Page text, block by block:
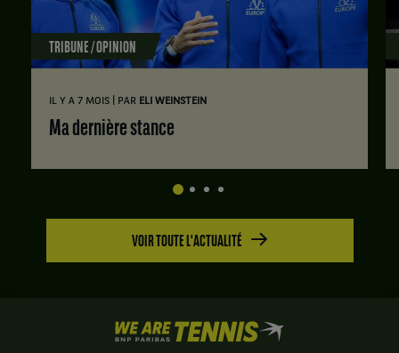
TRIBUNE / OPINION
IL Y A 7 MOIS PAR ELI WEINSTEIN
Ma dernière stance
VOIR TOUTE L'ACTUALITÉ
We
are